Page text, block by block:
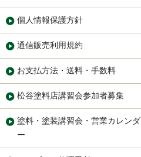
個人情報保護方針
通信販売利用規約
お支払方法・送料・手数料
松谷塗料店講習会参加者募集
塗料・塗装講習会・営業カレンダ
ー